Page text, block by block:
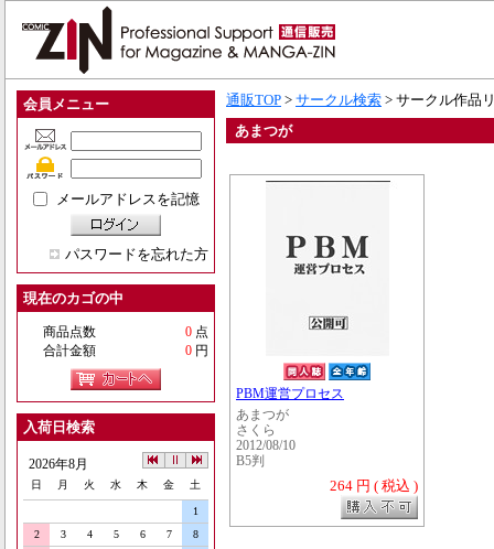
会員メニュー
メールアドレスを記憶
パスワードを忘れた方
現在のカゴの中
商品点数 0 点
合計金額
0 円
入荷日検索
2026年8月
日 月 火 水 木 金 土
1
2
3 4 5 6 7
8
通販TOP > サークル検索 > サークル作品
あまつが
PBM運営プロセス
あまつが
さくら
2012/08/10
B5判
264 円 ( 税込 )